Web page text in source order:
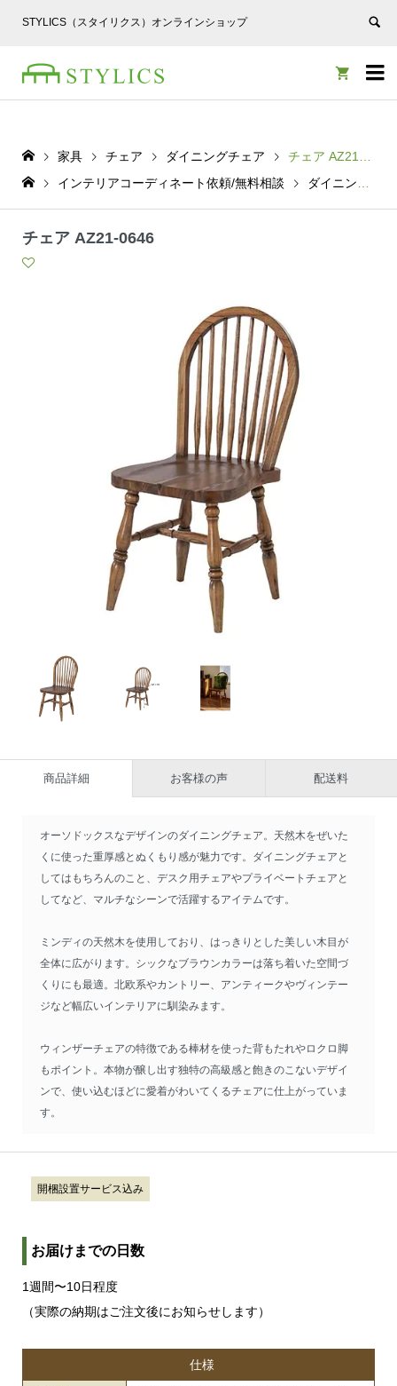
STYLICS（スタイリクス）オンラインショップ


家具 チェア ダイニングチェア
チェア AZ21-0646
インテリアコーディネート依頼/無料相談
ダイニングチェア
チェア AZ21-0646
商品詳細 お客様の声 配送料
オーソドックスなデザインのダイニングチェア。天然木をぜいた
くに使った重厚感とぬくもり感が魅力です。ダイニングチェアと
してはもちろんのこと、デスク用チェアやプライベートチェアと
してなど、マルチなシーンで活躍するアイテムです。
ミンディの天然木を使用しており、はっきりとした美しい木目が
全体に広がります。シックなブラウンカラーは落ち着いた空間づ
くりにも最適。北欧系やカントリー、アンティークやヴィンテー
ジなど幅広いインテリアに馴染みます。
ウィンザーチェアの特徴である棒材を使った背もたれやロクロ脚
もポイント。本物が醸し出す独特の高級感と飽きのこないデザイ
ンで、使い込むほどに愛着がわいてくるチェアに仕上がっていま
す。
開梱設置サービス込み
お届けまでの日数
1週間〜10日程度
（実際の納期はご注文後にお知らせします）
仕様